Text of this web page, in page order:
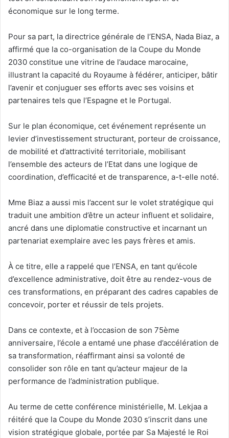
économique sur le long terme.
Pour sa part, la directrice générale de l’ENSA, Nada Biaz, a
affirmé que la co-organisation de la Coupe du Monde
2030 constitue une vitrine de l’audace marocaine,
illustrant la capacité du Royaume à fédérer, anticiper, bâtir
l’avenir et conjuguer ses efforts avec ses voisins et
partenaires tels que l’Espagne et le Portugal.
Sur le plan économique, cet événement représente un
levier d’investissement structurant, porteur de croissance,
de mobilité et d’attractivité territoriale, mobilisant
l’ensemble des acteurs de l’Etat dans une logique de
coordination, d’efficacité et de transparence, a-t-elle noté.
Mme Biaz a aussi mis l’accent sur le volet stratégique qui
traduit une ambition d’être un acteur influent et solidaire,
ancré dans une diplomatie constructive et incarnant un
partenariat exemplaire avec les pays frères et amis.
À ce titre, elle a rappelé que l’ENSA, en tant qu’école
d’excellence administrative, doit être au rendez-vous de
ces transformations, en préparant des cadres capables de
concevoir, porter et réussir de tels projets.
Dans ce contexte, et à l’occasion de son 75ème
anniversaire, l’école a entamé une phase d’accélération de
sa transformation, réaffirmant ainsi sa volonté de
consolider son rôle en tant qu’acteur majeur de la
performance de l’administration publique.
Au terme de cette conférence ministérielle, M. Lekjaa a
réitéré que la Coupe du Monde 2030 s’inscrit dans une
vision stratégique globale, portée par Sa Majesté le Roi